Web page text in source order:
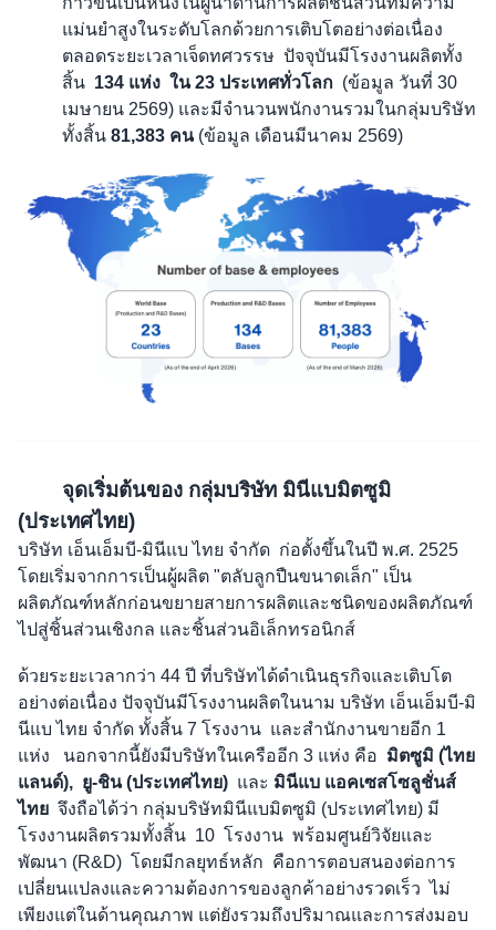
แม่นยำสูงในระดับโลกด้วยการเติบโตอย่างต่อเนื่อง
ตลอดระยะเวลาเจ็ดทศวรรษ ปัจจุบันมีโรงงานผลิตทั้ง
สิ้น 134 แห่ง ใน 23 ประเทศทั่วโลก (ข้อมูล วันที่ 30
เมษายน 2569) และมีจำนวนพนักงานรวมในกลุ่มบริษัท
ทั้งสิ้น 81,383 คน(ข้อมูล เดือนมีนาคม 2569)
จุดเริ่มต้นของ กลุ่มบริษัท มินีแบมิตซูมิ
(ประเทศไทย)
บริษัท เอ็นเอ็มบี-มินีแบ ไทย จำกัด ก่อตั้งขึ้นในปี พ.ศ. 2525
โดยเริ่มจากการเป็นผู้ผลิต "ตลับลูกปืนขนาดเล็ก" เป็น
ผลิตภัณฑ์หลักก่อนขยายสายการผลิตและชนิดของผลิตภัณฑ์
ไปสู่ชิ้นส่วนเชิงกล และชิ้นส่วนอิเล็กทรอนิกส์
ด้วยระยะเวลากว่า 44 ปี ที่บริษัทได้ดำเนินธุรกิจและเติบโต
อย่างต่อเนื่อง ปัจจุบันมีโรงงานผลิตในนาม บริษัท เอ็นเอ็มบี-มิ
นีแบ ไทย จำกัด ทั้งสิ้น 7 โรงงาน และสำนักงานขายอีก 1
แห่ง นอกจากนี้ยังมีบริษัทในเครืออีก 3 แห่ง คือ มิตซูมิ (ไทย
แลนด์), ยู-ชิน (ประเทศไทย) และ มินีแบ แอคเซสโซลูชั่นส์
ไทย จึงถือได้ว่า กลุ่มบริษัทมินีแบมิตซูมิ (ประเทศไทย) มี
โรงงานผลิตรวมทั้งสิ้น 10 โรงงาน พร้อมศูนย์วิจัยและ
พัฒนา (R&D) โดยมีกลยุทธ์หลัก คือการตอบสนองต่อการ
เปลี่ยนแปลงและความต้องการของลูกค้าอย่างรวดเร็ว ไม่
เพียงแต่ในด้านคุณภาพ แต่ยังรวมถึงปริมาณและการส่งมอบ